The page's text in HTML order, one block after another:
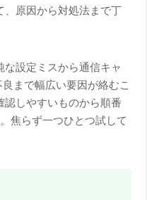
、原因から対処法まで丁
設定ミスから通信キャ
まで幅広い要因が絡むこ
認しやすいものから順番
焦らず一つひとつ試して